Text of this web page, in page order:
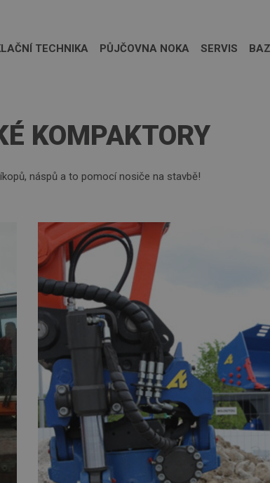
TECHNIKA PŮJČOVNA NOKA SERVIS
KOMPAKTORY
náspů a to pomocí nosiče na stavbě!